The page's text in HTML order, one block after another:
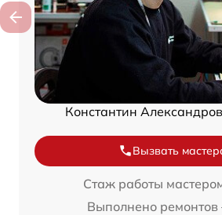
Константин
Вызвать
Стаж работы
Выполнено ремонтов